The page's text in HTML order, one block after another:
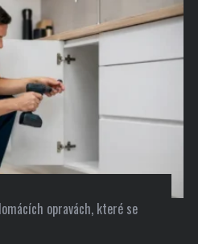
opravách, které se